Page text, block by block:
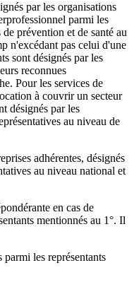
par les organisations
parmi les
prévention et de santé au
n'excédant pas celui d'une
sont désignés par les
reconnues
Pour les services de
à couvrir un secteur
désignés par les
au niveau de
adhérentes, désignés
au niveau national et
en cas de
mentionnés au 1°. Il
les représentants